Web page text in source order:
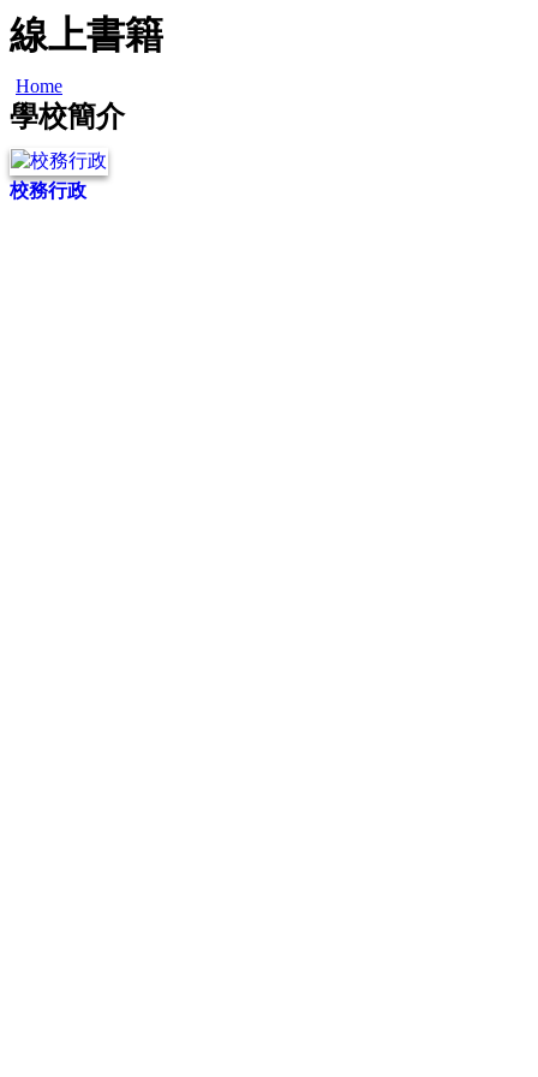
線上書籍
Home
學校簡介
校務行政